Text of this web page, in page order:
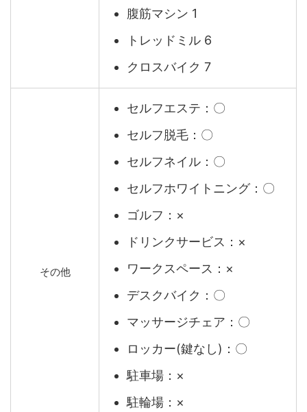
腹筋マシン 1
トレッドミル 6
クロスバイク 7
その他
セルフエステ：〇
セルフ脱毛：〇
セルフネイル：〇
セルフホワイトニング：〇
ゴルフ：×
ドリンクサービス：×
ワークスペース：×
デスクバイク：〇
マッサージチェア：〇
ロッカー(鍵なし)：〇
駐車場：×
駐輪場：×